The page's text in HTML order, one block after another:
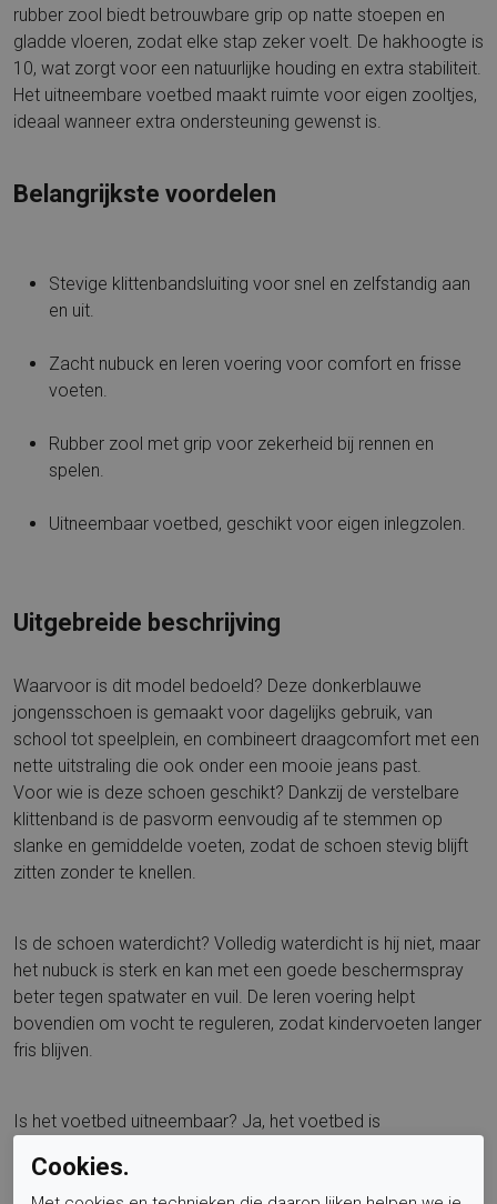
rubber zool biedt betrouwbare grip op natte stoepen en
gladde vloeren, zodat elke stap zeker voelt. De hakhoogte is
10, wat zorgt voor een natuurlijke houding en extra stabiliteit.
Het uitneembare voetbed maakt ruimte voor eigen zooltjes,
ideaal wanneer extra ondersteuning gewenst is.
Belangrijkste voordelen
Stevige klittenbandsluiting voor snel en zelfstandig aan
en uit.
Zacht nubuck en leren voering voor comfort en frisse
voeten.
Rubber zool met grip voor zekerheid bij rennen en
spelen.
Uitneembaar voetbed, geschikt voor eigen inlegzolen.
Uitgebreide beschrijving
Waarvoor is dit model bedoeld? Deze donkerblauwe
jongensschoen is gemaakt voor dagelijks gebruik, van
school tot speelplein, en combineert draagcomfort met een
nette uitstraling die ook onder een mooie jeans past.
Voor wie is deze schoen geschikt? Dankzij de verstelbare
klittenband is de pasvorm eenvoudig af te stemmen op
slanke en gemiddelde voeten, zodat de schoen stevig blijft
zitten zonder te knellen.
Is de schoen waterdicht? Volledig waterdicht is hij niet, maar
het nubuck is sterk en kan met een goede beschermspray
beter tegen spatwater en vuil. De leren voering helpt
bovendien om vocht te reguleren, zodat kindervoeten langer
fris blijven.
Is het voetbed uitneembaar? Ja, het voetbed is
inlegzolen willen gebruiken of het binnenwerk willen luchten
Cookies.